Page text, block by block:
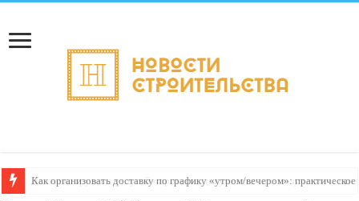
Доставка грузов с услугой «проверка документов при получении»: как